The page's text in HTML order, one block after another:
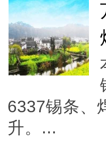
6337锡条、
升。...